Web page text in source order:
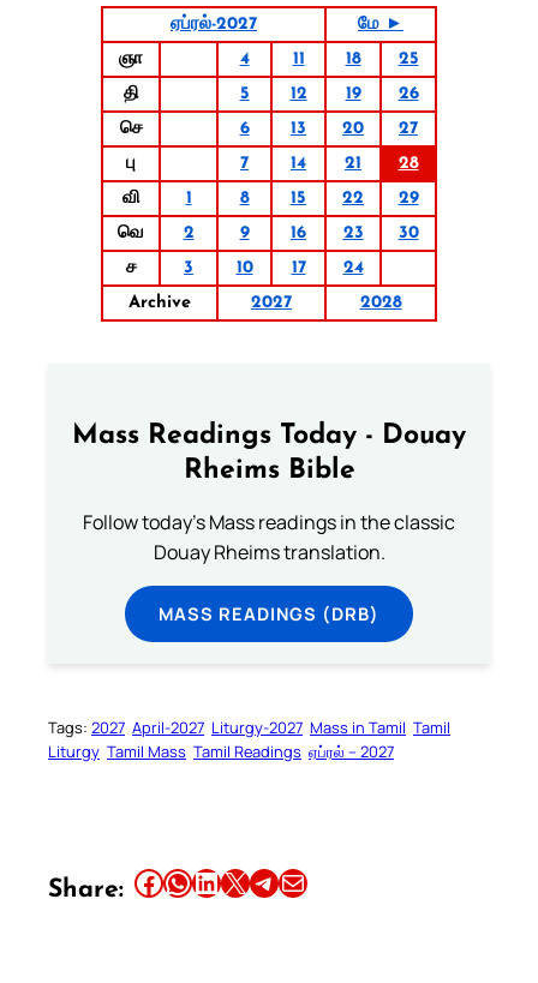
ஏப்ரல்-2027
மே ►
ஞா
4 11 18
25
தி
5 12 19
26
செ
6 13 20
27
பு
7 14 21
28
வி
1 8 15 22
29
வெ
2 9 16 23
30
ச
3 10 17
24
Archive
2027 2028
Mass Readings Today - Douay
Rheims Bible
Follow today's Mass readings in the classic
Douay Rheims translation.
MASS READINGS (DRB)
Tags: 2027 April-2027 Liturgy-2027 Mass in Tamil Tamil
Liturgy Tamil Mass Tamil Readings ஏப்ரல் – 2027
Share: Share this article on Facebook Share this article on WhatsApp Share this article on LinkedIn Share this article on X Share this article on TelegramEmail this Article